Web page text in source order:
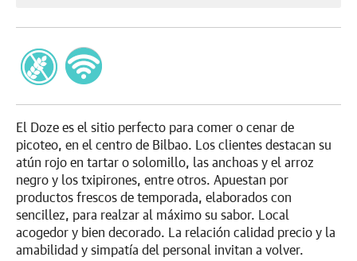
El Doze es el sitio perfecto para comer o cenar de
picoteo, en el centro de Bilbao. Los clientes destacan su
atún rojo en tartar o solomillo, las anchoas y el arroz
negro y los txipirones, entre otros. Apuestan por
productos frescos de temporada, elaborados con
sencillez, para realzar al máximo su sabor. Local
acogedor y bien decorado. La relación calidad precio y la
amabilidad y simpatía del personal invitan a volver.